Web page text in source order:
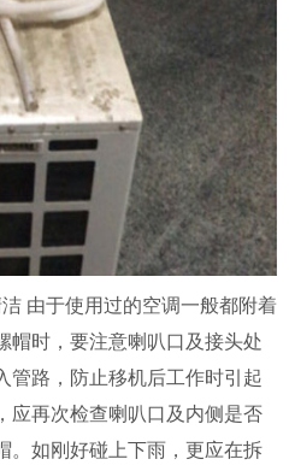
由于使用过的空调一般都附着
帽时，要注意喇叭口及接头处
管路，防止移机后工作时引起
应再次检查喇叭口及内侧是否
。如刚好碰上下雨，更应在拆